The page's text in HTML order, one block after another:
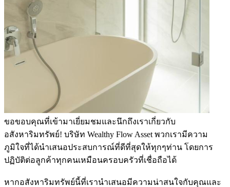
ขอขอบคุณที่เข้ามาเยี่ยมชมและนึกถึงเราเกี่ยวกับ
อสังหาริมทรัพย์! บริษัท Wealthy Flow Asset พวกเรามีความ
ภูมิใจที่ได้นำเสนอประสบการณ์ที่ดีที่สุดให้ทุกๆท่าน โดยการ
ปฏิบัติต่อลูกค้าทุกคนเหมือนครอบครัวที่เชื่อถือได้
หากอสังหาริมทรัพย์นี้ที่เรานำเสนอมีความน่าสนใจกับคุณและ